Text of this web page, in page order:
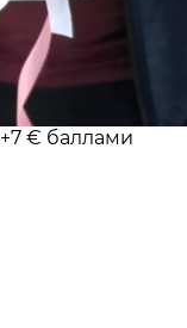
+7 € баллами